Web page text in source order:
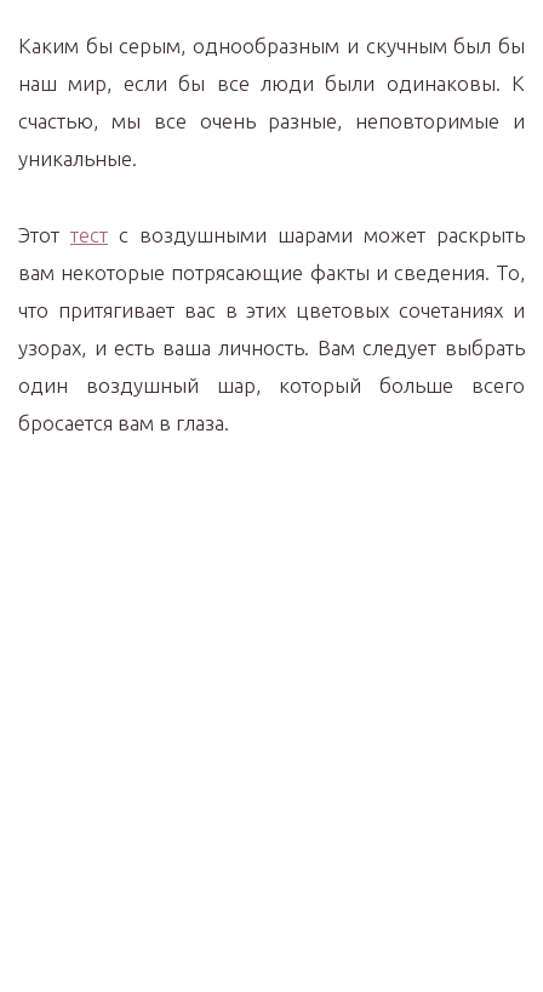
Каким бы серым, однообразным и скучным был бы
наш мир, если бы все люди были одинаковы. К
счастью, мы все очень разные, неповторимые и
уникальные.
Этот тест с воздушными шарами может раскрыть
вам некоторые потрясающие факты и сведения. То,
что притягивает вас в этих цветовых сочетаниях и
узорах, и есть ваша личность. Вам следует выбрать
один воздушный шар, который больше всего
бросается вам в глаза.